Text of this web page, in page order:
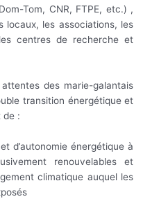
Tom, CNR, FTPE, etc.) ,
locaux, les associations, les
centres de recherche et
des marie-galantais
transition énergétique et
de :
d’autonomie énergétique à
renouvelables et
climatique auquel les